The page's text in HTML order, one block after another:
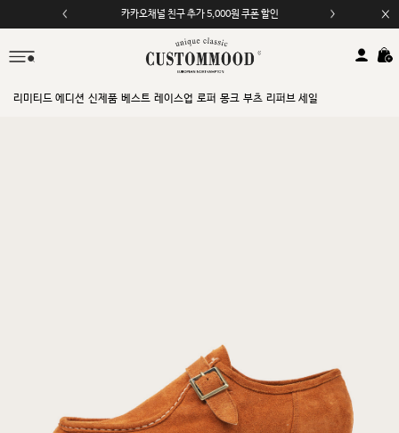
카카오채널 친구 추가 5,000원 쿠폰 할인
모바일 앱 자동 2,000원 할인
리미티드 에디션 신제품 베스트 레이스업 로퍼 몽크 부츠 리퍼브 세일